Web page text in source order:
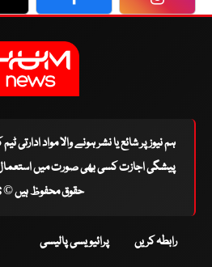
Facebook
ہم نیوز پر شائع یا نشر ہونے والا مواد
پیشگی اجازت کسی بھی صورت میں استعمال
حقوق محفوظ ہیں © 2026
رابطہ کریں پرائیویسی پالیسی